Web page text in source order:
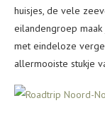
huisjes, de vele
eilandengroep
met eindeloze
allermooiste stukje